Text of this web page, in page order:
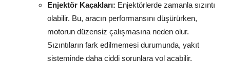
Enjektör Kaçakları: Enjektörlerde zamanla sızıntı
olabilir. Bu, aracın performansını düşürürken,
motorun düzensiz çalışmasına neden olur.
Sızıntıların fark edilmemesi durumunda, yakıt
sisteminde daha ciddi sorunlara yol açabilir.